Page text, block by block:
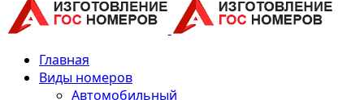
Главная
Виды номеров
Автомобильный